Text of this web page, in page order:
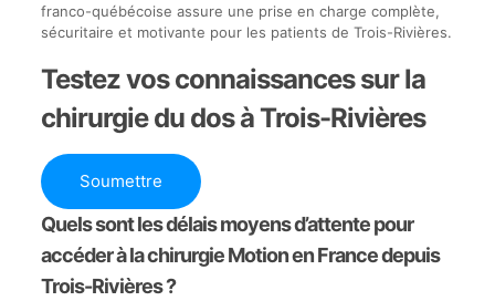
franco-québécoise assure une prise en charge complète,
sécuritaire et motivante pour les patients de Trois-Rivières.
Testez vos connaissances sur la
chirurgie du dos à Trois-Rivières
Soumettre
Quels sont les délais moyens d’attente pour
accéder à la chirurgie Motion en France depuis
Trois-Rivières ?